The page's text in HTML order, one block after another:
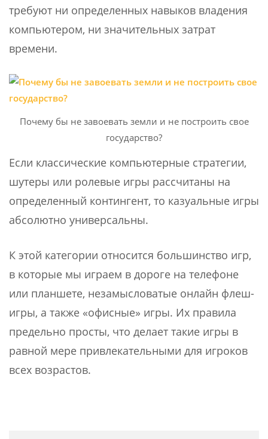
требуют ни определенных навыков владения
компьютером, ни значительных затрат
времени.
Почему бы не завоевать земли и не построить свое
государство?
Если классические компьютерные стратегии,
шутеры или ролевые игры рассчитаны на
определенный контингент, то казуальные игры
абсолютно универсальны.
К этой категории относится большинство игр,
в которые мы играем в дороге на телефоне
или планшете, незамысловатые онлайн флеш-
игры, а также «офисные» игры. Их правила
предельно просты, что делает такие игры в
равной мере привлекательными для игроков
всех возрастов.